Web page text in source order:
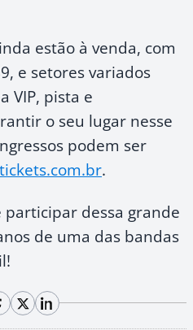
estão à venda, com
e setores variados
VIP, pista e
o seu lugar nesse
podem ser
.
participar dessa grande
de uma das bandas